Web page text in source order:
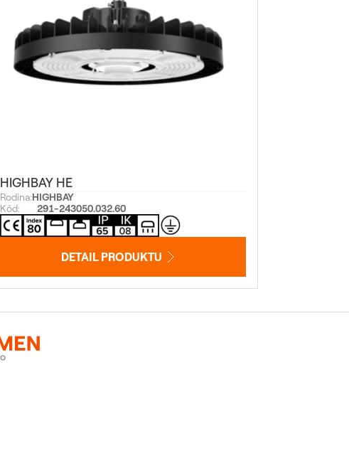
HIGHBAY HE
Rodina:HIGHBAY
Kód:
291-243050.032.60
DETAIL PRODUKTU